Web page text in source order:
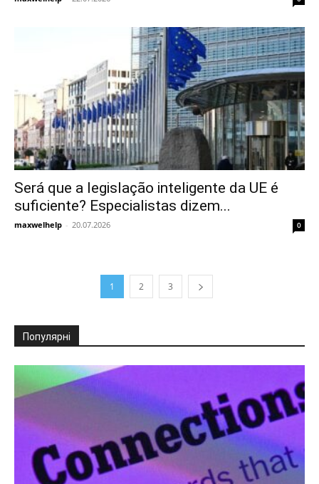
Será que a legislação inteligente da UE é
suficiente? Especialistas dizem...
maxwelhelp - 20.07.2026 0
1 2 3
Популярні